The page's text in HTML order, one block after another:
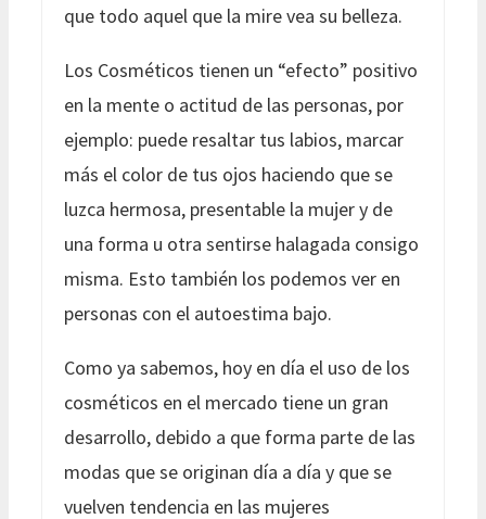
que todo aquel que la mire vea su belleza.
Los Cosméticos tienen un “efecto” positivo
en la mente o actitud de las personas, por
ejemplo: puede resaltar tus labios, marcar
más el color de tus ojos haciendo que se
luzca hermosa, presentable la mujer y de
una forma u otra sentirse halagada consigo
misma. Esto también los podemos ver en
personas con el autoestima bajo.
Como ya sabemos, hoy en día el uso de los
cosméticos en el mercado tiene un gran
desarrollo, debido a que forma parte de las
modas que se originan día a día y que se
vuelven tendencia en las mujeres